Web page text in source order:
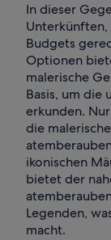
In dieser
Unterkünften,
Budgets
Optionen
malerische
Basis, um die
erkunden.
die
ikonischen
bietet der
Legenden,
macht.